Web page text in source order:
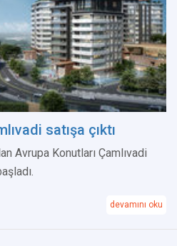
satışa çıktı
Avrupa Konutları Çamlıvadi
devamını oku